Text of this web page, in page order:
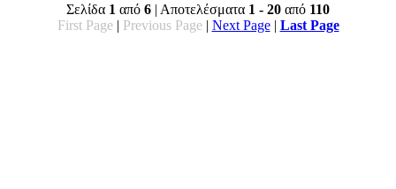
Σελίδα 1 από 6 | Αποτελέσματα 1 - 20 από 110
First Page| Previous Page| Next Page| Last Page